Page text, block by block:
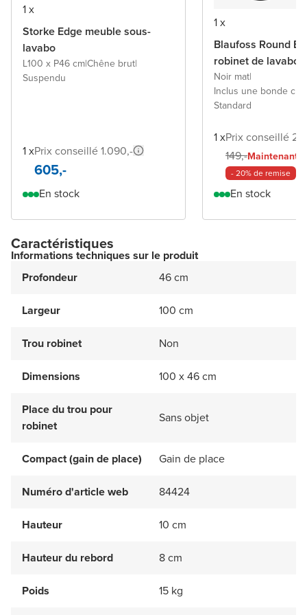
1 x
Storke Edge meuble sous-
lavabo
L100 x P46 cm|Chêne brut|
Suspendu
1 xPrix conseillé 1.090,-
605,-
En stock
1 x
Blaufoss Round
robinet de lavabo
Noir mat|
Inclus une bonde
Standard
1 xPrix conseillé
149,-Maintenant
- 20% de remise
En stock
Caractéristiques
Informations techniques sur le produit
Profondeur
46 cm
Largeur 100 cm
Trou robinet Non
Dimensions 100 x 46 cm
Place du trou pour
robinet
Sans objet
Compact (gain de place) Gain de place
Numéro d'article web 84424
Hauteur 10 cm
Hauteur du rebord 8 cm
Poids 15 kg